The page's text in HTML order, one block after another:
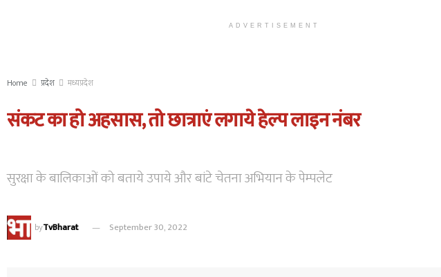
ADVERTISEMENT
Home प्रदेश मध्यप्रदेश
संकट का हो अहसास, तो छात्राएं लगाये हेल्प लाइन नंबर
सुरक्षा के बालिकाओं को बताये उपाये और बांटे चेतना अभियान के पेम्पलेट
byTvBharat September 30, 2022